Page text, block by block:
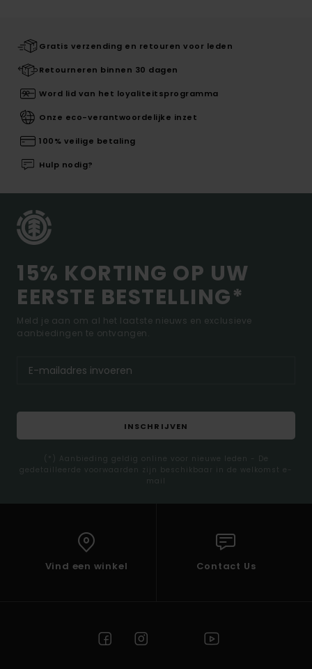
Gratis verzending en retouren voor leden
Retourneren binnen 30 dagen
Word lid van het loyaliteitsprogramma
Onze eco-verantwoordelijke inzet
100% veilige betaling
Hulp nodig?
15% KORTING OP UW
EERSTE BESTELLING*
Meld je aan om al het laatste nieuws en exclusieve
aanbiedingen te ontvangen.
INSCHRIJVEN
(*) Aanbieding geldig online voor nieuwe leden - De
gedetailleerde voorwaarden zijn beschikbaar in de welkomst e-
mail
Vind een winkel Contact Us